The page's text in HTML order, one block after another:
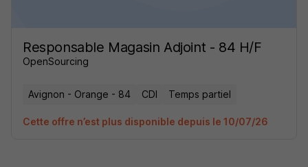
Responsable Magasin Adjoint - 84 H/F
OpenSourcing
Avignon - Orange - 84 CDI Temps partiel
Cette offre n’est plus disponible depuis le 10/07/26